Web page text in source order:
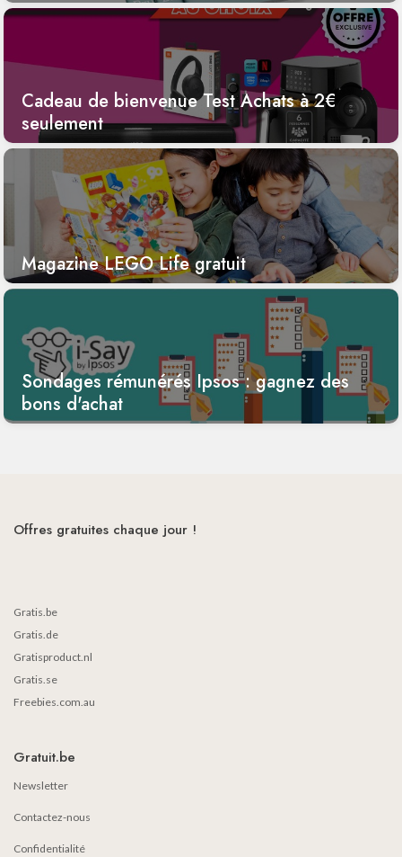
Cadeau de bienvenue Test Achats à 2€
seulement
Magazine LEGO Life gratuit
Sondages rémunérés Ipsos : gagnez des
bons d'achat
Offres gratuites chaque jour !
Gratis.be
Gratis.de
Gratisproduct.nl
Gratis.se
Freebies.com.au
Gratuit.be
Newsletter
Contactez-nous
Confidentialité